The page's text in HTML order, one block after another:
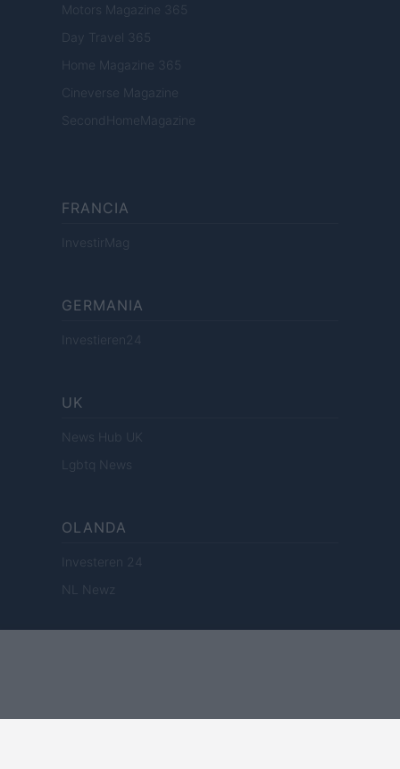
Motors Magazine 365
Day Travel 365
Home Magazine 365
Cineverse Magazine
SecondHomeMagazine
FRANCIA
InvestirMag
GERMANIA
Investieren24
UK
News Hub UK
Lgbtq News
OLANDA
Investeren 24
NL Newz